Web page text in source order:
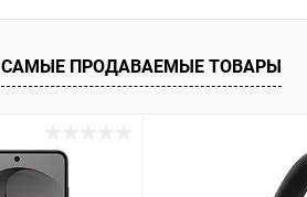
САМЫЕ ПРОДАВАЕМЫЕ ТОВАРЫ